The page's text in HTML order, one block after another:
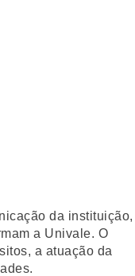
da instituição,
a Univale. O
a atuação da